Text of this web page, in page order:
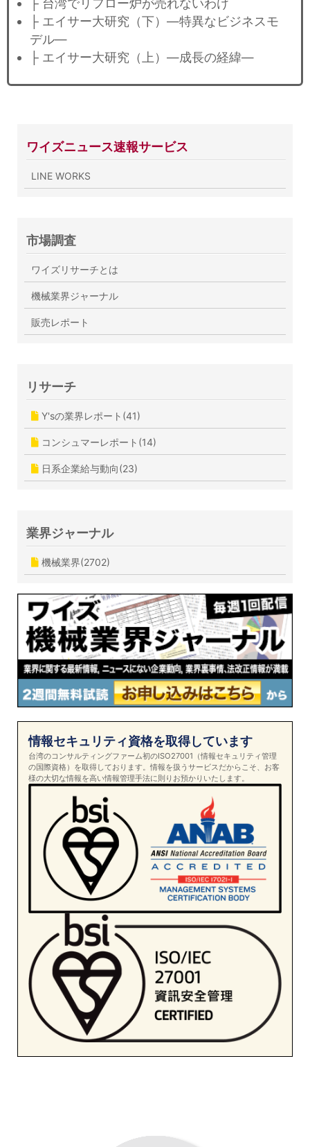
├ 台湾でリフロー炉が売れないわけ
├ エイサー大研究（下）―特異なビジネスモ
デル―
├ エイサー大研究（上）―成長の経緯―
ワイズニュース速報サービス
LINE WORKS
市場調査
ワイズリサーチとは
機械業界ジャーナル
販売レポート
リサーチ
Y'sの業界レポート(41)
コンシュマーレポート(14)
日系企業給与動向(23)
業界ジャーナル
機械業界(2702)
情報セキュリティ資格を取得しています
台湾のコンサルティングファーム初のISO27001（情報セキュリティ管理
の国際資格）を取得しております。情報を扱うサービスだからこそ、お客
様の大切な情報を高い情報管理手法に則りお預かりいたします。